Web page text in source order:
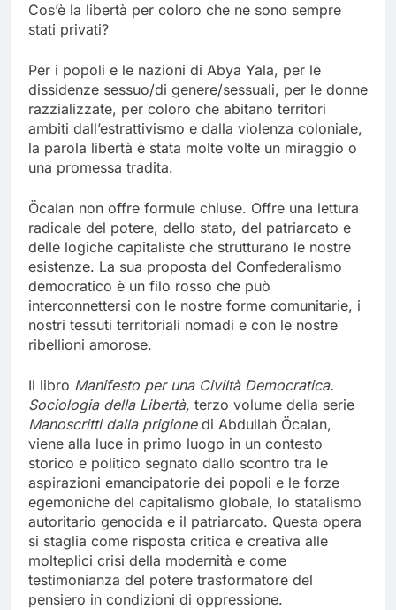
Cos’è la libertà per coloro che ne sono sempre
stati privati?
Per i popoli e le nazioni di Abya Yala, per le
dissidenze sessuo/di genere/sessuali, per le donne
razzializzate, per coloro che abitano territori
ambiti dall’estrattivismo e dalla violenza coloniale,
la parola libertà è stata molte volte un miraggio o
una promessa tradita.
Öcalan non offre formule chiuse. Offre una lettura
radicale del potere, dello stato, del patriarcato e
delle logiche capitaliste che strutturano le nostre
esistenze. La sua proposta del Confederalismo
democratico è un filo rosso che può
interconnettersi con le nostre forme comunitarie, i
nostri tessuti territoriali nomadi e con le nostre
ribellioni amorose.
Il libro Manifesto per una Civiltà Democratica.
Sociologia della Libertà, terzo volume della serie
Manoscritti dalla prigione di Abdullah Öcalan,
viene alla luce in primo luogo in un contesto
storico e politico segnato dallo scontro tra le
aspirazioni emancipatorie dei popoli e le forze
egemoniche del capitalismo globale, lo statalismo
autoritario genocida e il patriarcato. Questa opera
si staglia come risposta critica e creativa alle
molteplici crisi della modernità e come
testimonianza del potere trasformatore del
pensiero in condizioni di oppressione.